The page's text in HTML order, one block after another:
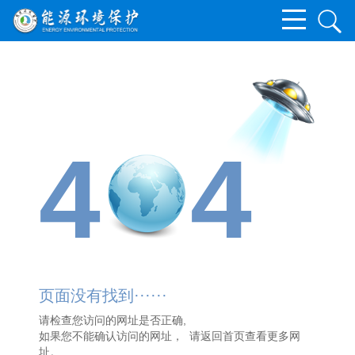
4 4
页面没有找到······
请检查您访问的网址是否正确,
如果您不能确认访问的网址， 请返回首页查看更多网
址。